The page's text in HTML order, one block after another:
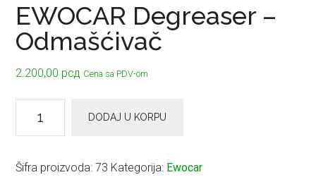
EWOCAR Degreaser –
Odmašćivač
2.200,00 рсд Cena sa PDV-om
Degreaser
Odmašćivač
DODAJ U KORPU
Šifra proizvoda:73 Kategorija: Ewocar